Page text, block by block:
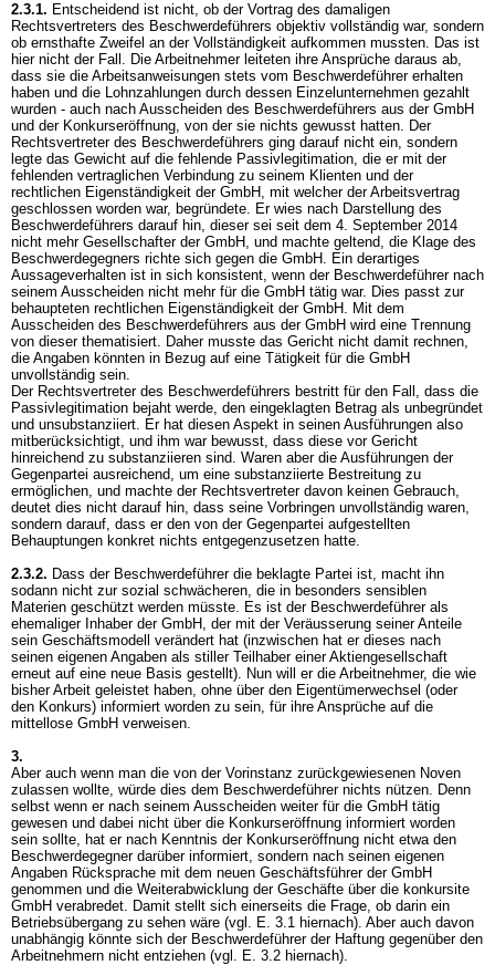
2.3.1. Entscheidend ist nicht, ob der Vortrag des damaligen
Rechtsvertreters des Beschwerdeführers objektiv vollständig war, sondern
ob ernsthafte Zweifel an der Vollständigkeit aufkommen mussten. Das ist
hier nicht der Fall. Die Arbeitnehmer leiteten ihre Ansprüche daraus ab,
dass sie die Arbeitsanweisungen stets vom Beschwerdeführer erhalten
haben und die Lohnzahlungen durch dessen Einzelunternehmen gezahlt
wurden - auch nach Ausscheiden des Beschwerdeführers aus der GmbH
und der Konkurseröffnung, von der sie nichts gewusst hatten. Der
Rechtsvertreter des Beschwerdeführers ging darauf nicht ein, sondern
legte das Gewicht auf die fehlende Passivlegitimation, die er mit der
fehlenden vertraglichen Verbindung zu seinem Klienten und der
rechtlichen Eigenständigkeit der GmbH, mit welcher der Arbeitsvertrag
geschlossen worden war, begründete. Er wies nach Darstellung des
Beschwerdeführers darauf hin, dieser sei seit dem 4. September 2014
nicht mehr Gesellschafter der GmbH, und machte geltend, die Klage des
Beschwerdegegners richte sich gegen die GmbH. Ein derartiges
Aussageverhalten ist in sich konsistent, wenn der Beschwerdeführer nach
seinem Ausscheiden nicht mehr für die GmbH tätig war. Dies passt zur
behaupteten rechtlichen Eigenständigkeit der GmbH. Mit dem
Ausscheiden des Beschwerdeführers aus der GmbH wird eine Trennung
von dieser thematisiert. Daher musste das Gericht nicht damit rechnen,
die Angaben könnten in Bezug auf eine Tätigkeit für die GmbH
unvollständig sein.
Der Rechtsvertreter des Beschwerdeführers bestritt für den Fall, dass die
Passivlegitimation bejaht werde, den eingeklagten Betrag als unbegründet
und unsubstanziiert. Er hat diesen Aspekt in seinen Ausführungen also
mitberücksichtigt, und ihm war bewusst, dass diese vor Gericht
hinreichend zu substanziieren sind. Waren aber die Ausführungen der
Gegenpartei ausreichend, um eine substanziierte Bestreitung zu
ermöglichen, und machte der Rechtsvertreter davon keinen Gebrauch,
deutet dies nicht darauf hin, dass seine Vorbringen unvollständig waren,
sondern darauf, dass er den von der Gegenpartei aufgestellten
Behauptungen konkret nichts entgegenzusetzen hatte.
2.3.2. Dass der Beschwerdeführer die beklagte Partei ist, macht ihn
sodann nicht zur sozial schwächeren, die in besonders sensiblen
Materien geschützt werden müsste. Es ist der Beschwerdeführer als
ehemaliger Inhaber der GmbH, der mit der Veräusserung seiner Anteile
sein Geschäftsmodell verändert hat (inzwischen hat er dieses nach
seinen eigenen Angaben als stiller Teilhaber einer Aktiengesellschaft
erneut auf eine neue Basis gestellt). Nun will er die Arbeitnehmer, die wie
bisher Arbeit geleistet haben, ohne über den Eigentümerwechsel (oder
den Konkurs) informiert worden zu sein, für ihre Ansprüche auf die
mittellose GmbH verweisen.
3.
Aber auch wenn man die von der Vorinstanz zurückgewiesenen Noven
zulassen wollte, würde dies dem Beschwerdeführer nichts nützen. Denn
selbst wenn er nach seinem Ausscheiden weiter für die GmbH tätig
gewesen und dabei nicht über die Konkurseröffnung informiert worden
sein sollte, hat er nach Kenntnis der Konkurseröffnung nicht etwa den
Beschwerdegegner darüber informiert, sondern nach seinen eigenen
Angaben Rücksprache mit dem neuen Geschäftsführer der GmbH
genommen und die Weiterabwicklung der Geschäfte über die konkursite
GmbH verabredet. Damit stellt sich einerseits die Frage, ob darin ein
Betriebsübergang zu sehen wäre (vgl. E. 3.1 hiernach). Aber auch davon
unabhängig könnte sich der Beschwerdeführer der Haftung gegenüber den
Arbeitnehmern nicht entziehen (vgl. E. 3.2 hiernach).